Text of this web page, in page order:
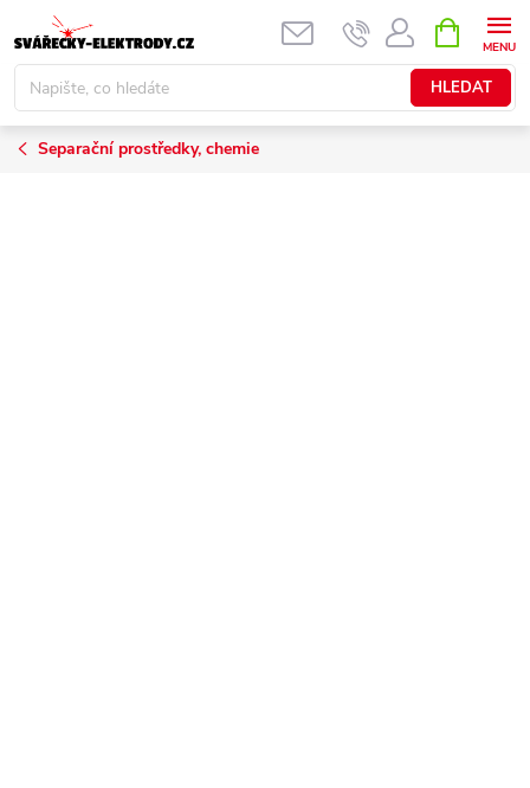
na
obsah
HLEDAT
NÁKUPNÍ
KOŠÍK
Separační prostředky, chemie